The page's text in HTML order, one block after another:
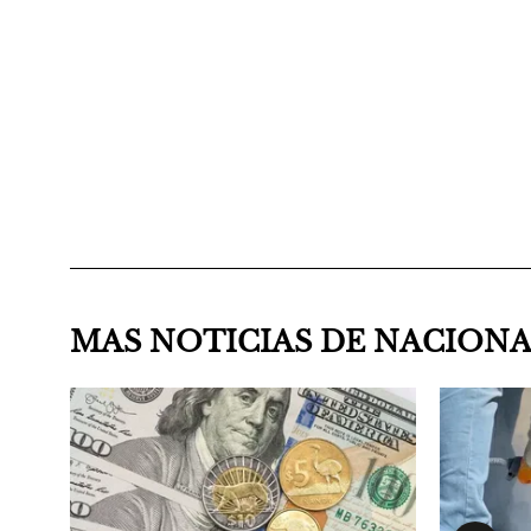
MAS NOTICIAS DE